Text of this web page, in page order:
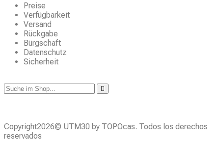
Preise
Verfügbarkeit
Versand
Rückgabe
Bürgschaft
Datenschutz
Sicherheit
Copyright2026© UTM30 by TOPOcas. Todos los derechos
reservados